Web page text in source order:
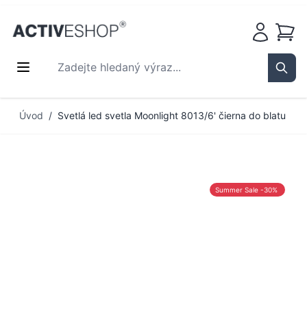
Zadejte hledaný výraz...
Košík
Úvod / Svetlá led svetla Moonlight 8013/6' čierna do blatu
Summer Sale -30%